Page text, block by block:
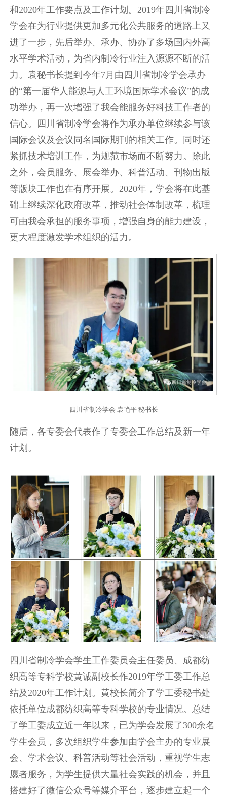
和2020年工作要点及工作计划。2019年四川省制冷
学会在为行业提供更加多元化公共服务的道路上又
进了一步，先后举办、承办、协办了多场国内外高
水平学术活动，为省内制冷行业注入源源不断的活
力。袁秘书长提到今年7月由四川省制冷学会承办
的“第一届华人能源与人工环境国际学术会议”的成
功举办，再一次增强了我会能服务好科技工作者的
信心。四川省制冷学会将作为承办单位继续参与该
国际会议及会议同名国际期刊的相关工作。同时还
紧抓技术培训工作，为规范市场而不断努力。除此
之外，会员服务、展会举办、科普活动、刊物出版
等版块工作也在有序开展。2020年，学会将在此基
础上继续深化政府改革，推动社会体制改革，梳理
可由我会承担的服务事项，增强自身的能力建设，
更大程度激发学术组织的活力。
四川省制冷学会 袁艳平 秘书长
随后，各专委会代表作了专委会工作总结及新一年
计划。
四川省制冷学会学生工作委员会主任委员、成都纺
织高等专科学校黄诚副校长作2019年学工委工作总
结及2020年工作计划。黄校长简介了学工委秘书处
依托单位成都纺织高等专科学校的专业情况。总结
了学工委成立近一年以来，已为学会发展了300余名
学生会员，多次组织学生参加由学会主办的专业展
会、学术会议、科普活动等社会活动，重视学生志
愿者服务，为学生提供大量社会实践的机会，并且
搭建好了微信公众号等媒介平台，逐步建立起一个